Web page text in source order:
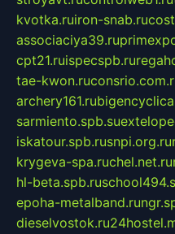
kvotka.ruiron-snab.ru
associaciya39.ru
cpt21.ruispecspb.ru
tae-kwon.ru
archery161.ru
sarmiento.spb.su
iskatour.spb.rusnpi.org.ru
krygeva-spa.ruchel.net.ru
hl-beta.spb.ru
epoha-metalband.ru
dieselvostok.ru